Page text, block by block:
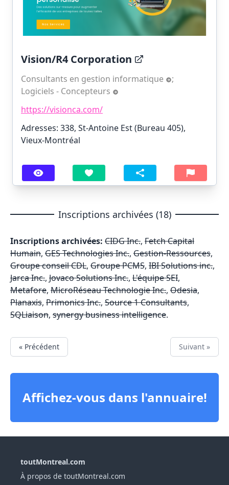
Vision/R4 Corporation
Consultants en gestion informatique
;
Logiciels - Concepteurs
https://visionca.com/
Adresses: 338, St-Antoine Est (Bureau 405),
Vieux-Montréal
Inscriptions archivées (18)
Inscriptions archivées: CIDG Inc., Fetch Capital
Humain, GES Technologies Inc., Gestion-Ressources,
Groupe conseil CDL, Groupe PCMS, IBI Solutions inc.,
Jarca Inc., Jovaco Solutions Inc., L'équipe SEI,
Metafore, MicroRéseau Technologie Inc., Odesia,
Planaxis, Primonics Inc., Source 1 Consultants,
SQLiaison, synergy business intelligence.
« Précédent Suivant »
Affichez-vous dans l'annuaire!
toutMontreal.com
À propos de toutMontreal.com